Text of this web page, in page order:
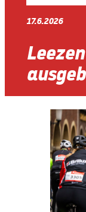
17.6.2026